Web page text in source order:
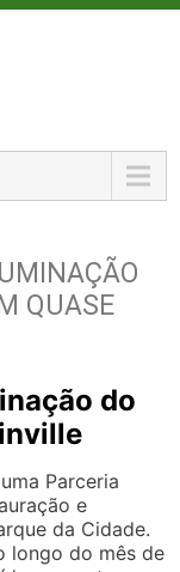
QUASE
do
Parceria
e
da Cidade.
longo do mês de